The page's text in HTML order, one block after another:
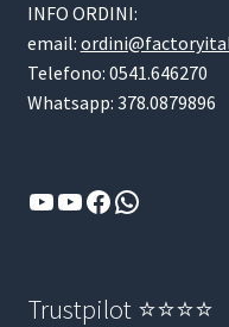
INFO ORDINI:
email:
Telefono: 0541.646270
Whatsapp: 378.0879896
YouTube
YouTube
Facebook
WhatsApp
Trustpilot ⭐⭐⭐⭐